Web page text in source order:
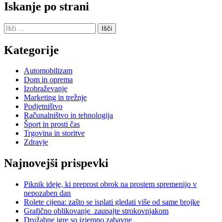
Iskanje po strani
Išči:
Kategorije
Automobilizam
Dom in oprema
Izobraževanje
Marketing in trežnje
Podjetništvo
Računalništvo in tehnologija
Šport in prosti čas
Trgovina in storitve
Zdravje
Najnovejši prispevki
Piknik ideje, ki preprost obrok na prostem spremenijo v
nepozaben dan
Rolete cijena: zašto se isplati gledati više od same brojke
Grafično oblikovanje zaupajte strokovnjakom
Družabne igre so izjemno zabavne